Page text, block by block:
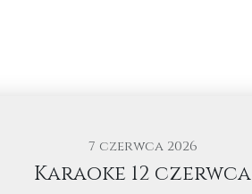
7 czerwca 2026
Karaoke 12 czerwca